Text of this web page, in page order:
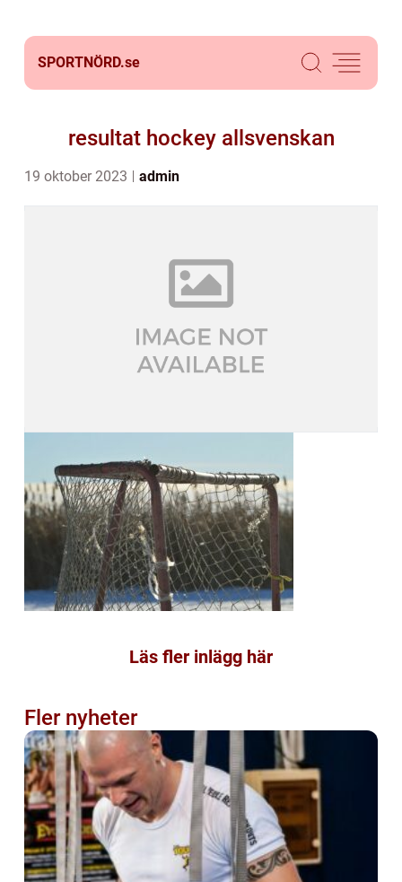
SPORTNÖRD.se
resultat hockey allsvenskan
19 oktober 2023 admin
Läs fler inlägg här
Fler nyheter